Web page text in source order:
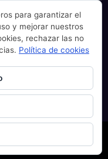
2026 | Funciona con
para garantizar el
y mejorar nuestros
rechazar las no
Política de cookies